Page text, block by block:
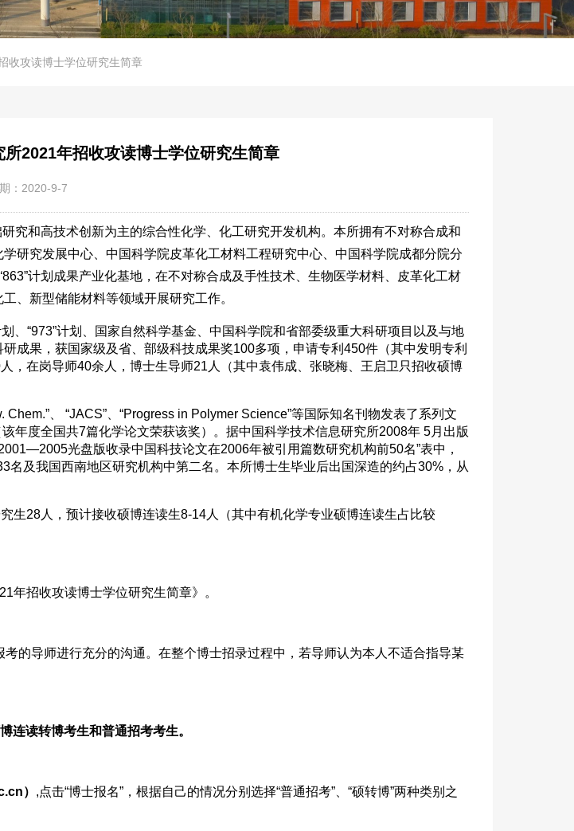
收攻读博士学位研究生简章
2021年招收攻读博士学位研究生简章
：2020-9-7
究和高技术创新为主的综合性化学、化工研究开发机构。本所拥有不对称合成和
研究发展中心、中国科学院皮革化工材料工程研究中心、中国科学院成都分院分
计划成果产业化基地，在不对称合成及手性技术、生物医学材料、皮革化工材
、新型储能材料等领域开展研究工作。
、“973”计划、国家自然科学基金、中国科学院和省部委级重大科研项目以及与地
成果，获国家级及省、部级科技成果奖100多项，申请专利450件（其中发明专利
，在岗导师40余人，博士生导师21人（其中袁伟成、张晓梅、王启卫只招收硕博
、 “JACS”、“Progress in Polymer Science”等国际知名刊物发表了系列文
年度全国共7篇化学论文荣获该奖）。据中国科学技术信息研究所2008年 5月出版
光盘版收录中国科技论文在2006年被引用篇数研究机构前50名”表中，
及我国西南地区研究机构中第二名。本所博士生毕业后出国深造的约占30%，从
生28人，预计接收硕博连读生8-14人（其中有机化学专业硕博连读生占比较
年招收攻读博士学位研究生简章》。
的导师进行充分的沟通。在整个博士招录过程中，若导师认为本人不适合指导某
读转博考生和普通招考考生。
） ,点击“博士报名”，根据自己的情况分别选择“普通招考”、“硕转博”两种类别之